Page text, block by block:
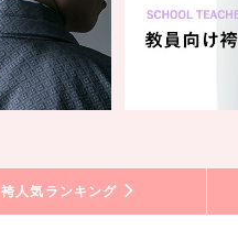
袴人気ランキング